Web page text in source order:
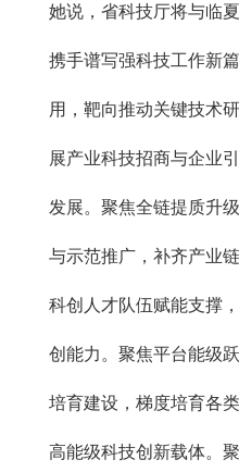
她说，省科技厅将与临
携手谱写强科技工作新
用，靶向推动关键技术
展产业科技招商与企业
发展。聚焦全链提质升
与示范推广，补齐产业
科创人才队伍赋能支撑
创能力。聚焦平台能级
培育建设，梯度培育各
高能级科技创新载体。